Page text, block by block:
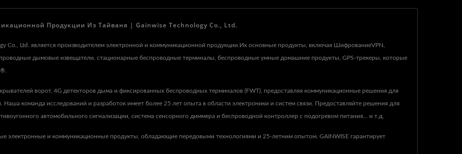
Продукции Из Тайваня | Gainwise Technology Co., Ltd.
Co., Ltd. является производителем электронной и коммуникационной продукции.Их основные продукты, включая ШифрованиеVPN,
дымовые извещатели, стационарные беспроводные терминалы, беспроводные умные домашние продукты, GPS-трекеры, которые
ворот, 4G детекторов дыма и фиксированных беспроводных терминалов (FWT), предоставляя коммуникационные решения для
команда исследований и разработок имеет более 25 лет опыта в области электроники и систем связи. Предоставляйте решения для
автомобильного сигнализации, система сенсорного диммера и беспроводной контроллер с подогревом питания... и т.д.
электронные и коммуникационные продукты, обладающие передовыми технологиями и 25-летним опытом. GAINWISE гарантирует